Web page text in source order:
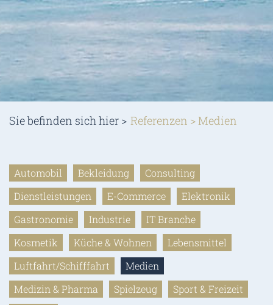
Sie befinden sich hier > Referenzen >Medien
Automobil Bekleidung
Consulting
Dienstleistungen
E-Commerce
Elektronik
Gastronomie
Industrie
IT Branche
Kosmetik
Küche & Wohnen
Lebensmittel
Luftfahrt/Schifffahrt
Medien
Medizin & Pharma
Spielzeug
Sport & Freizeit